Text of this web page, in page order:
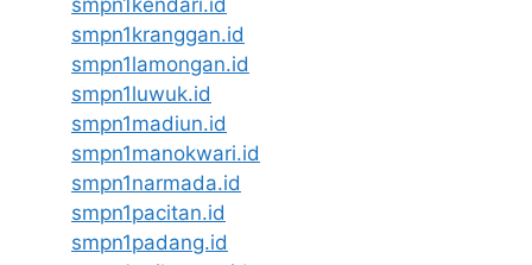
smpn1kendari.id
smpn1kranggan.id
smpn1lamongan.id
smpn1luwuk.id
smpn1madiun.id
smpn1manokwari.id
smpn1narmada.id
smpn1pacitan.id
smpn1padang.id